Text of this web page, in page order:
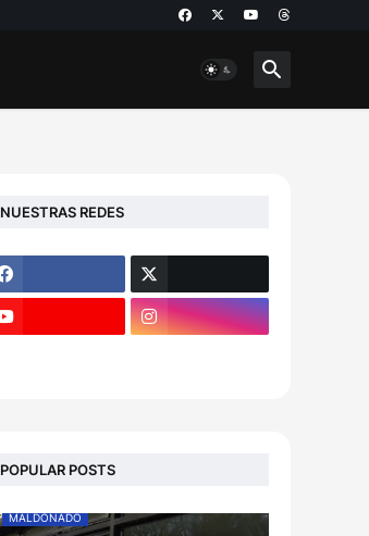
NUESTRAS REDES
POPULAR POSTS
MALDONADO